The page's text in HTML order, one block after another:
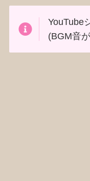
YouTube
(BGM音